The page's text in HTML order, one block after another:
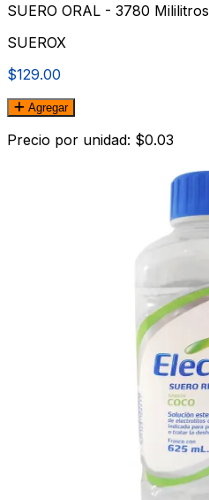
SUERO ORAL - 3780 Mililitros
SUEROX
$129.00
Agregar
Precio por unidad: $0.03